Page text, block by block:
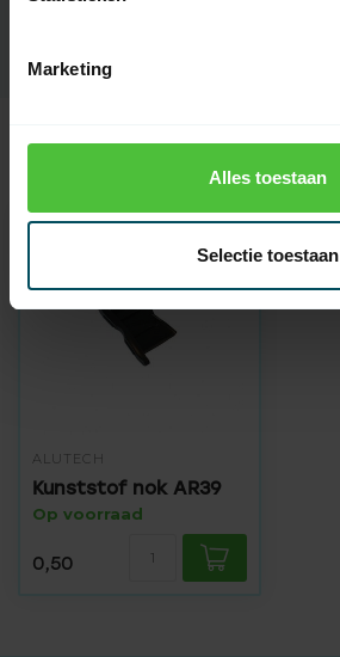
Marketing
Alles toestaan
Selectie toestaan
Recent bekeken
ALUTECH
Kunststof nok AR39
Op voorraad
0,50